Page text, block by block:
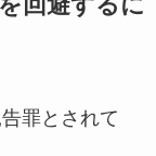
回避するに
罪とされて